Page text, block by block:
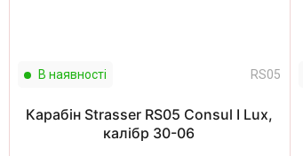
В наявності RS05
Карабін Strasser RS05 Consul I Lux,
калібр 30-06